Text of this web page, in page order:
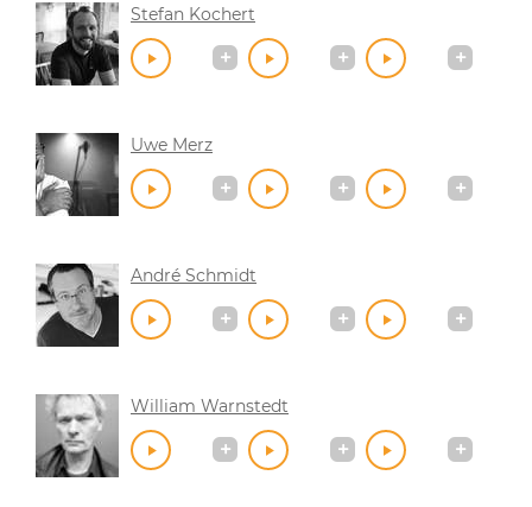
Stefan Kochert
Uwe Merz
André Schmidt
William Warnstedt